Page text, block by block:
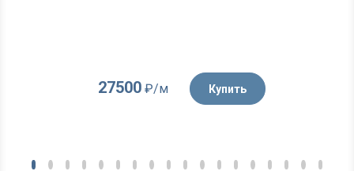
27500₽/м Купить